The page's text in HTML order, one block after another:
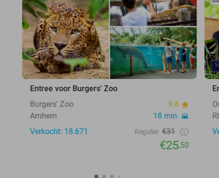
Entree voor Burgers' Zoo
Burgers' Zoo
9.6
Arnhem
18 min.
Verkocht: 18.671
Regulier €31
€25,50